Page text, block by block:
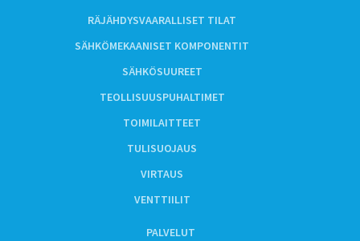
RÄJÄHDYSVAARALLISET TILAT
SÄHKÖMEKAANISET KOMPONENTIT
SÄHKÖSUUREET
TEOLLISUUSPUHALTIMET
TOIMILAITTEET
TULISUOJAUS
VIRTAUS
VENTTIILIT
PALVELUT